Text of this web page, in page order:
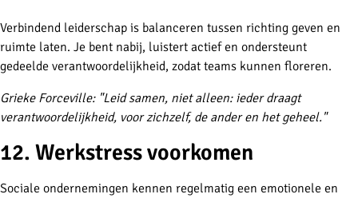
Verbindend leiderschap is balanceren tussen richting geven en
ruimte laten. Je bent nabij, luistert actief en ondersteunt
gedeelde verantwoordelijkheid, zodat teams kunnen floreren.
Grieke Forceville: "Leid samen, niet alleen: ieder draagt
verantwoordelijkheid, voor zichzelf, de ander en het geheel."
12. Werkstress voorkomen
Sociale ondernemingen kennen regelmatig een emotionele en